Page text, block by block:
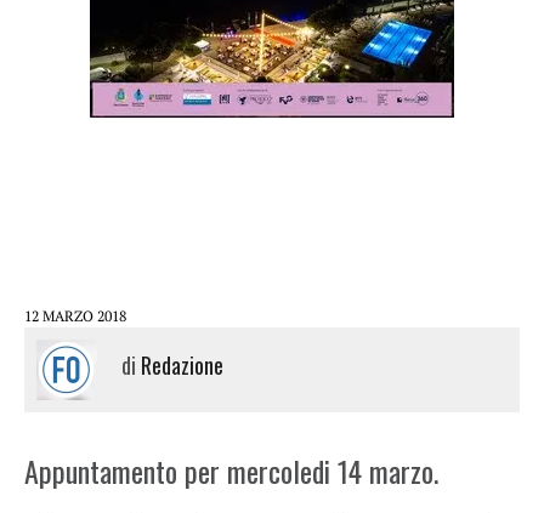
12 MARZO 2018
di Redazione
Appuntamento per mercoledi 14 marzo.